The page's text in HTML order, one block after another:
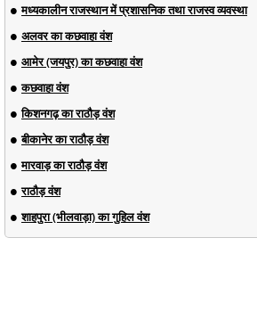
मध्यकालीन राजस्थान में प्रशासनिक तथा राजस्व व्यवस्था
अलवर का कछवाहा वंश
आमेर (जयपुर) का कछवाहा वंश
कछवाहा वंश
किशनगढ़ का राठौड़ वंश
बीकानेर का राठौड़ वंश
मारवाड़ का राठौड़ वंश
राठौड़ वंश
शाहपुरा (भीलवाड़ा) का गुहिल वंश